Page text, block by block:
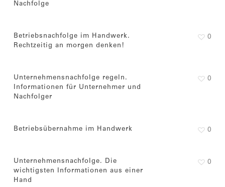
Nachfolge
Betriebsnachfolge im Handwerk.
Rechtzeitig an morgen denken!
0
Unternehmensnachfolge regeln.
Informationen für Unternehmer und
Nachfolger
0
Betriebsübernahme im Handwerk 0
Unternehmensnachfolge. Die
wichtigsten Informationen aus einer
Hand
0